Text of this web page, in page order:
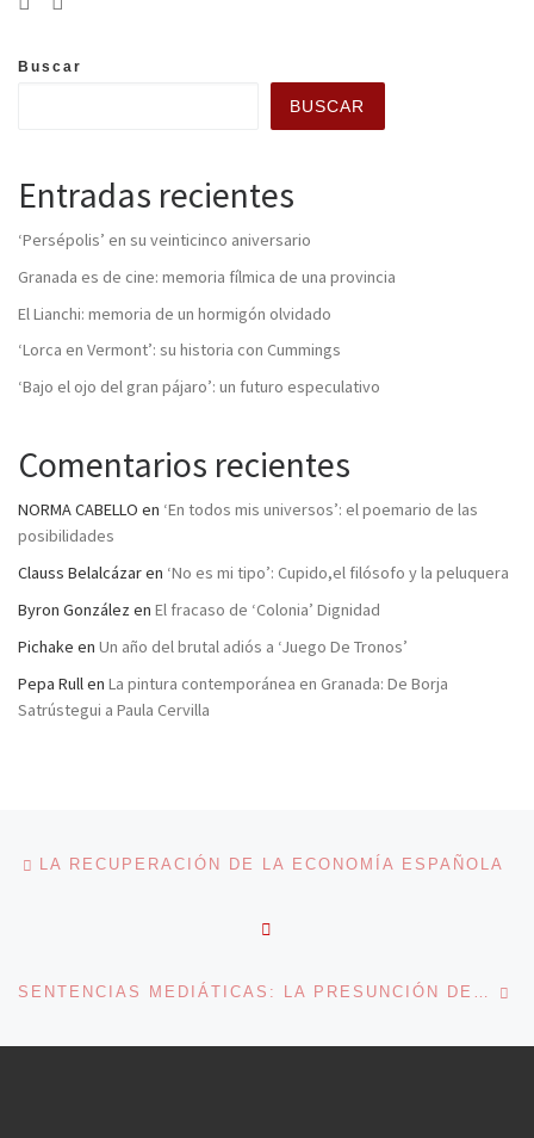
Buscar
BUSCAR
Entradas recientes
‘Persépolis’ en su veinticinco aniversario
Granada es de cine: memoria fílmica de una provincia
El Lianchi: memoria de un hormigón olvidado
‘Lorca en Vermont’: su historia con Cummings
‘Bajo el ojo del gran pájaro’: un futuro especulativo
Comentarios recientes
NORMA CABELLO en ‘En todos mis universos’: el poemario de las
posibilidades
Clauss Belalcázaren ‘No es mi tipo’: Cupido,el filósofo y la peluquera
Byron González en El fracaso de ‘Colonia’ Dignidad
Pichake en Un año del brutal adiós a ‘Juego De Tronos’
Pepa Rullen La pintura contemporánea en Granada: De Borja
Satrústegui a Paula Cervilla
Navegación de entradas
LA RECUPERACIÓN DE LA ECONOMÍA ESPAÑOLA